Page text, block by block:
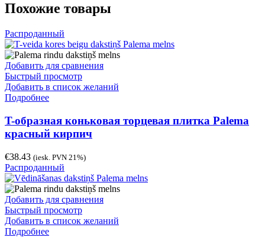
Похожие товары
Распроданный
Добавить для сравнения
Быстрый просмотр
Добавить в список желаний
Подробнее
T-образная коньковая торцевая плитка Palema
красный кирпич
€38.43 (iesk. PVN 21%)
Распроданный
Добавить для сравнения
Быстрый просмотр
Добавить в список желаний
Подробнее